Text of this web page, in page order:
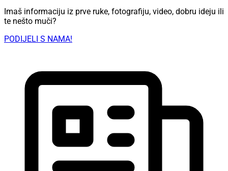
Imaš informaciju iz prve ruke, fotografiju, video, dobru ideju ili
te nešto muči?
PODIJELI S NAMA!